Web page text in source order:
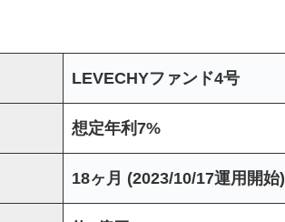
LEVECHYファンド4号
想定年利7%
18ヶ月 (2023/10/17運用開始)